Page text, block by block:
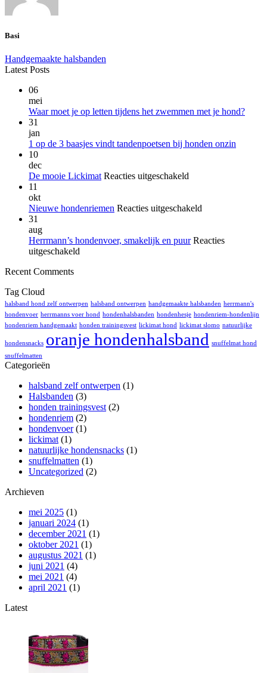
Basi
Handgemaakte halsbanden
Latest Posts
06
mei
Waar moet je op letten tijdens het zwemmen met je hond?Geen
31
jan
1 op de 3 baasjes vindt tandenpoetsen bij honden onzin
10
dec
De mooie Lickimat Reacties uitgeschakeld
Lickimat
11
okt
Nieuwe hondenriemen Reacties uitgeschakeld
31
aug
Herrmann’s hondenvoer, smakelijk en puur Reacties
uitgeschakeld
puur
Recent Comments
Tag Cloud
halsband hond zelf ontwerpen halsband ontwerpen handgemaakte halsbanden herrmann's
hondenvoer herrmanns voer hond hondenhalsbanden hondenhesje hondenriem-hondenlijn
hondenriem handgemaakt honden trainingsvest lickimat hond lickimat slomo natuurlijke
hondensnacks oranje hondenhalsband snuffelmat hond
snuffelmatten
Categorieën
halsband zelf ontwerpen (1)
Halsbanden (3)
honden trainingsvest (2)
hondenriem (2)
hondenvoer(1)
lickimat (1)
natuurlijke hondensnacks (1)
snuffelmatten (1)
Uncategorized (2)
Archieven
mei 2025 (1)
januari 2024 (1)
december 2021 (1)
oktober 2021 (1)
augustus 2021 (1)
juni 2021 (4)
mei 2021 (4)
april 2021 (1)
Latest